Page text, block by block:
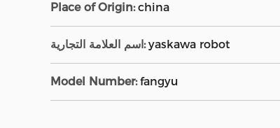
Place of Origin: china
اسم العلامة التجارية: yaskawa robot
Model Number: fangyu